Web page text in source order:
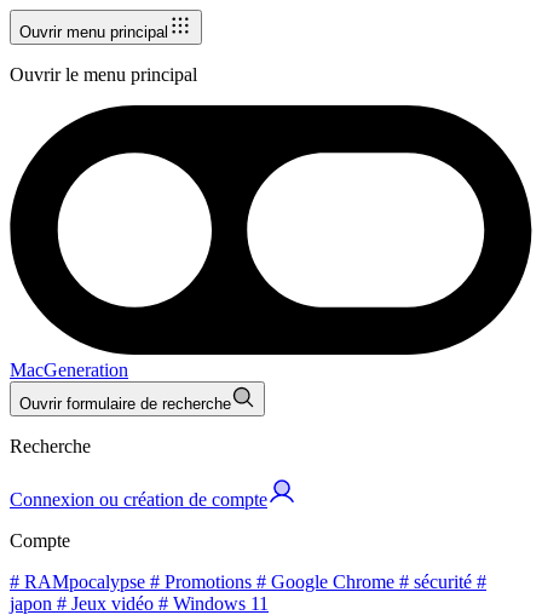
Ouvrir menu principal
Ouvrir le menu principal
MacGeneration
Ouvrir formulaire de recherche
Recherche
Connexion ou création de compte
Compte
# RAMpocalypse # Promotions # Google Chrome # sécurité #
japon # Jeux vidéo # Windows 11